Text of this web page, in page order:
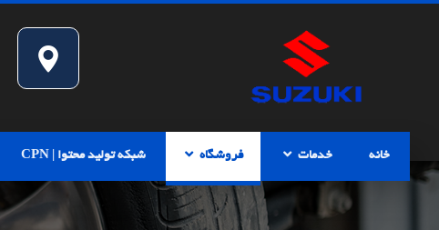
خانه خدمات فروشگاه شبکه تولید محتوا | CPN